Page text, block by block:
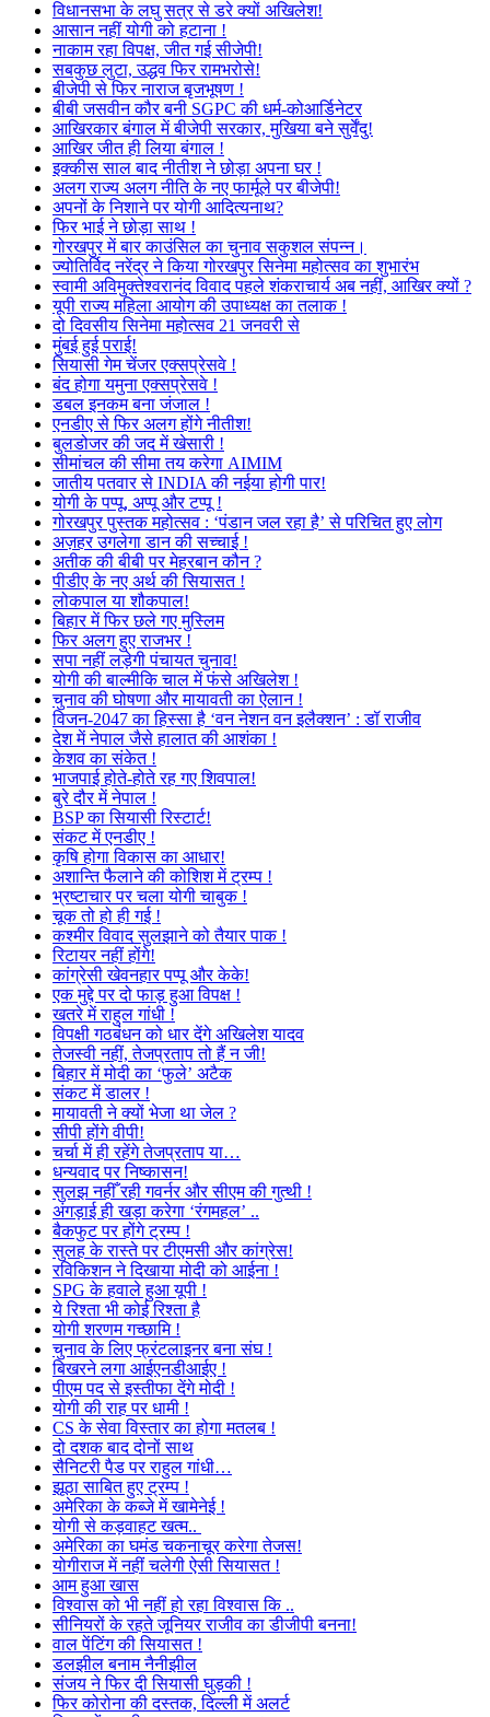
विधानसभा के लघु सत्र से डरे क्यों अखिलेश!
आसान नहीं योगी को हटाना !
नाकाम रहा विपक्ष, जीत गई सीजेपी!
सबकुछ लुटा, उद्धव फिर रामभरोसे!
बीजेपी से फिर नाराज बृजभूषण !
बीबी जसवीन कौर बनी SGPC की धर्म-कोआर्डिनेटर
आखिरकार बंगाल में बीजेपी सरकार, मुखिया बने सुर्वेंदु!
आखिर जीत ही लिया बंगाल !
इक्कीस साल बाद नीतीश ने छोड़ा अपना घर !
अलग राज्य अलग नीति के नए फार्मूले पर बीजेपी!
अपनों के निशाने पर योगी आदित्यनाथ?
फिर भाई ने छोड़ा साथ !
गोरखपुर में बार काउंसिल का चुनाव सकुशल संपन्न।
ज्योतिर्विद नरेंद्र ने किया गोरखपुर सिनेमा महोत्सव का शुभारंभ
स्वामी अविमुक्तेश्वरानंद विवाद पहले शंकराचार्य अब नहीं, आखिर क्यों ?
यूपी राज्य महिला आयोग की उपाध्यक्ष का तलाक !
दो दिवसीय सिनेमा महोत्सव 21 जनवरी से
मुंबई हुई पराई!
सियासी गेम चेंजर एक्सप्रेसवे !
बंद होगा यमुना एक्सप्रेसवे !
डबल इनकम बना जंजाल !
एनडीए से फिर अलग होंगे नीतीश!
बुलडोजर की जद में खेसारी !
सीमांचल की सीमा तय करेगा AIMIM
जातीय पतवार से INDIA की नईया होगी पार!
योगी के पप्पू, अप्पू और टप्पू !
गोरखपुर पुस्तक महोत्सव : ‘पंडान जल रहा है’ से परिचित हुए लोग
अज़हर उगलेगा डान की सच्चाई !
अतीक की बीबी पर मेहरबान कौन ?
पीडीए के नए अर्थ की सियासत !
लोकपाल या शौकपाल!
बिहार में फिर छले गए मुस्लिम
फिर अलग हुए राजभर !
सपा नहीं लड़ेगी पंचायत चुनाव!
योगी की बाल्मीकि चाल में फंसे अखिलेश !
चुनाव की घोषणा और मायावती का ऐलान !
विजन-2047 का हिस्सा है ‘वन नेशन वन इलैक्शन’ : डॉ राजीव
देश में नेपाल जैसे हालात की आशंका !
केशव का संकेत !
भाजपाई होते-होते रह गए शिवपाल!
बुरे दौर में नेपाल !
BSP का सियासी रिस्टार्ट!
संकट में एनडीए !
कृषि होगा विकास का आधार!
अशान्ति फैलाने की कोशिश में ट्रम्प !
भ्रष्टाचार पर चला योगी चाबुक !
चूक तो हो ही गई !
कश्मीर विवाद सुलझाने को तैयार पाक !
रिटायर नहीं होंगे!
कांग्रेसी खेवनहार पप्पू और केके!
एक मुद्दे पर दो फाड़ हुआ विपक्ष !
खतरे में राहुल गांधी !
विपक्षी गठबंधन को धार देंगे अखिलेश यादव
तेजस्वी नहीं, तेजप्रताप तो हैं न जी!
बिहार में मोदी का ‘फुले’ अटैक
संकट में डालर !
मायावती ने क्यों भेजा था जेल ?
सीपी होंगे वीपी!
चर्चा में ही रहेंगे तेजप्रताप या…
धन्यवाद पर निष्कासन!
सुलझ नहीँ रही गवर्नर और सीएम की गुत्थी !
अंगड़ाई ही खड़ा करेगा ‘रंगमहल’ ..
बैकफुट पर होंगे ट्रम्प !
सुलह के रास्ते पर टीएमसी और कांग्रेस!
रविकिशन ने दिखाया मोदी को आईना !
SPG के हवाले हुआ यूपी !
ये रिश्ता भी कोई रिश्ता है
योगी शरणम गच्छामि !
चुनाव के लिए फ्रंटलाइनर बना संघ !
बिखरने लगा आईएनडीआईए !
पीएम पद से इस्तीफा देंगे मोदी !
योगी की राह पर धामी !
CS के सेवा विस्तार का होगा मतलब !
दो दशक बाद दोनों साथ
सैनिटरी पैड पर राहुल गांधी…
झूठा साबित हुए ट्रम्प !
अमेरिका के कब्जे में खामेनेई !
योगी से कड़वाहट खत्म..
अमेरिका का घमंड चकनाचूर करेगा तेजस!
योगीराज में नहीं चलेगी ऐसी सियासत !
आम हुआ खास
विश्वास को भी नहीं हो रहा विश्वास कि ..
सीनियरों के रहते जूनियर राजीव का डीजीपी बनना!
वाल पेंटिंग की सियासत !
डलझील बनाम नैनीझील
संजय ने फिर दी सियासी घुड़की !
फिर कोरोना की दस्तक, दिल्ली में अलर्ट